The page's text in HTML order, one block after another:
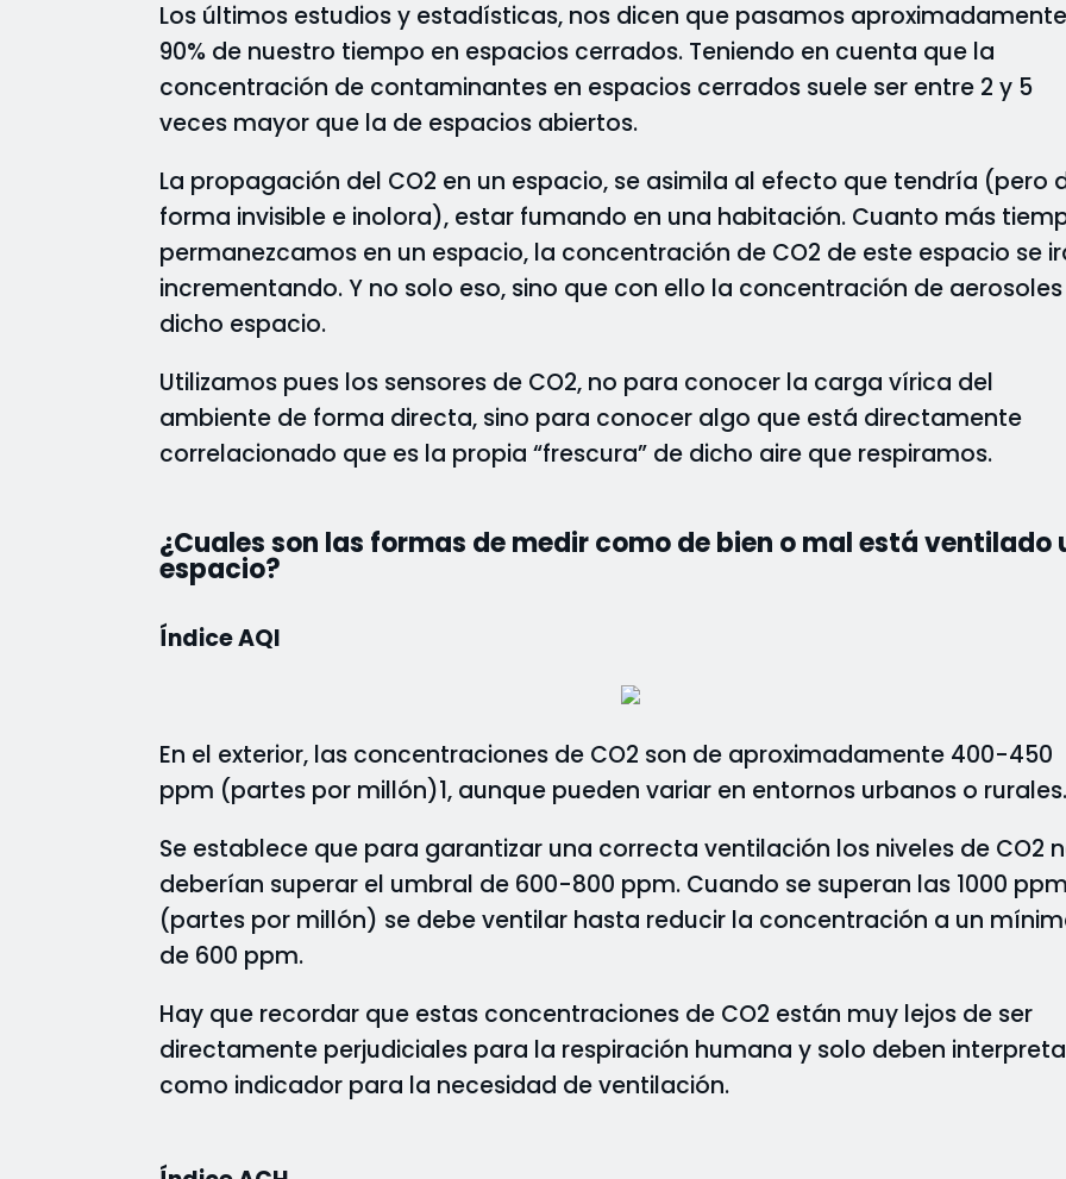
Los últimos estudios y estadísticas, nos dicen que pasamos
90% de nuestro tiempo en espacios cerrados. Teniendo en cuenta que la
concentración de contaminantes en espacios cerrados suele ser entre 2 y 5
veces mayor que la de espacios abiertos.
La propagación del CO2 en un espacio, se asimila al efecto que tendría (pero
forma invisible e inolora), estar fumando en una habitación. Cuanto más
permanezcamos en un espacio, la concentración de CO2 de este espacio se
incrementando. Y no solo eso, sino que con ello la concentración de
dicho espacio.
Utilizamos pues los sensores de CO2, no para conocer la carga vírica del
ambiente de forma directa, sino para conocer algo que está directamente
correlacionado que es la propia “frescura” de dicho aire que respiramos.
¿Cuales son las formas de medir como de bien o mal está ventilado
espacio?
Índice AQI
En el exterior, las concentraciones de CO2 son de aproximadamente 400-450
ppm (partes por millón)1, aunque pueden variar en entornos urbanos o rurales.
Se establece que para garantizar una correcta ventilación los niveles de CO2
deberían superar el umbral de 600-800 ppm. Cuando se superan las 1000 ppm
(partes por millón) se debe ventilar hasta reducir la concentración a un
de 600 ppm.
Hay que recordar que estas concentraciones de CO2 están muy lejos de ser
directamente perjudiciales para la respiración humana y solo deben
como indicador para la necesidad de ventilación.